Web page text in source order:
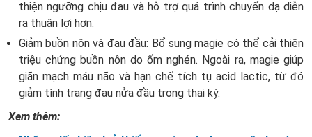
thiện ngưỡng chịu đau và hỗ trợ quá trình chuyển dạ diễn
ra thuận lợi hơn.
Giảm buồn nôn và đau đầu: Bổ sung magie có thể cải thiện
triệu chứng buồn nôn do ốm nghén. Ngoài ra, magie giúp
giãn mạch máu não và hạn chế tích tụ acid lactic, từ đó
giảm tình trạng đau nửa đầu trong thai kỳ.
Xem thêm: